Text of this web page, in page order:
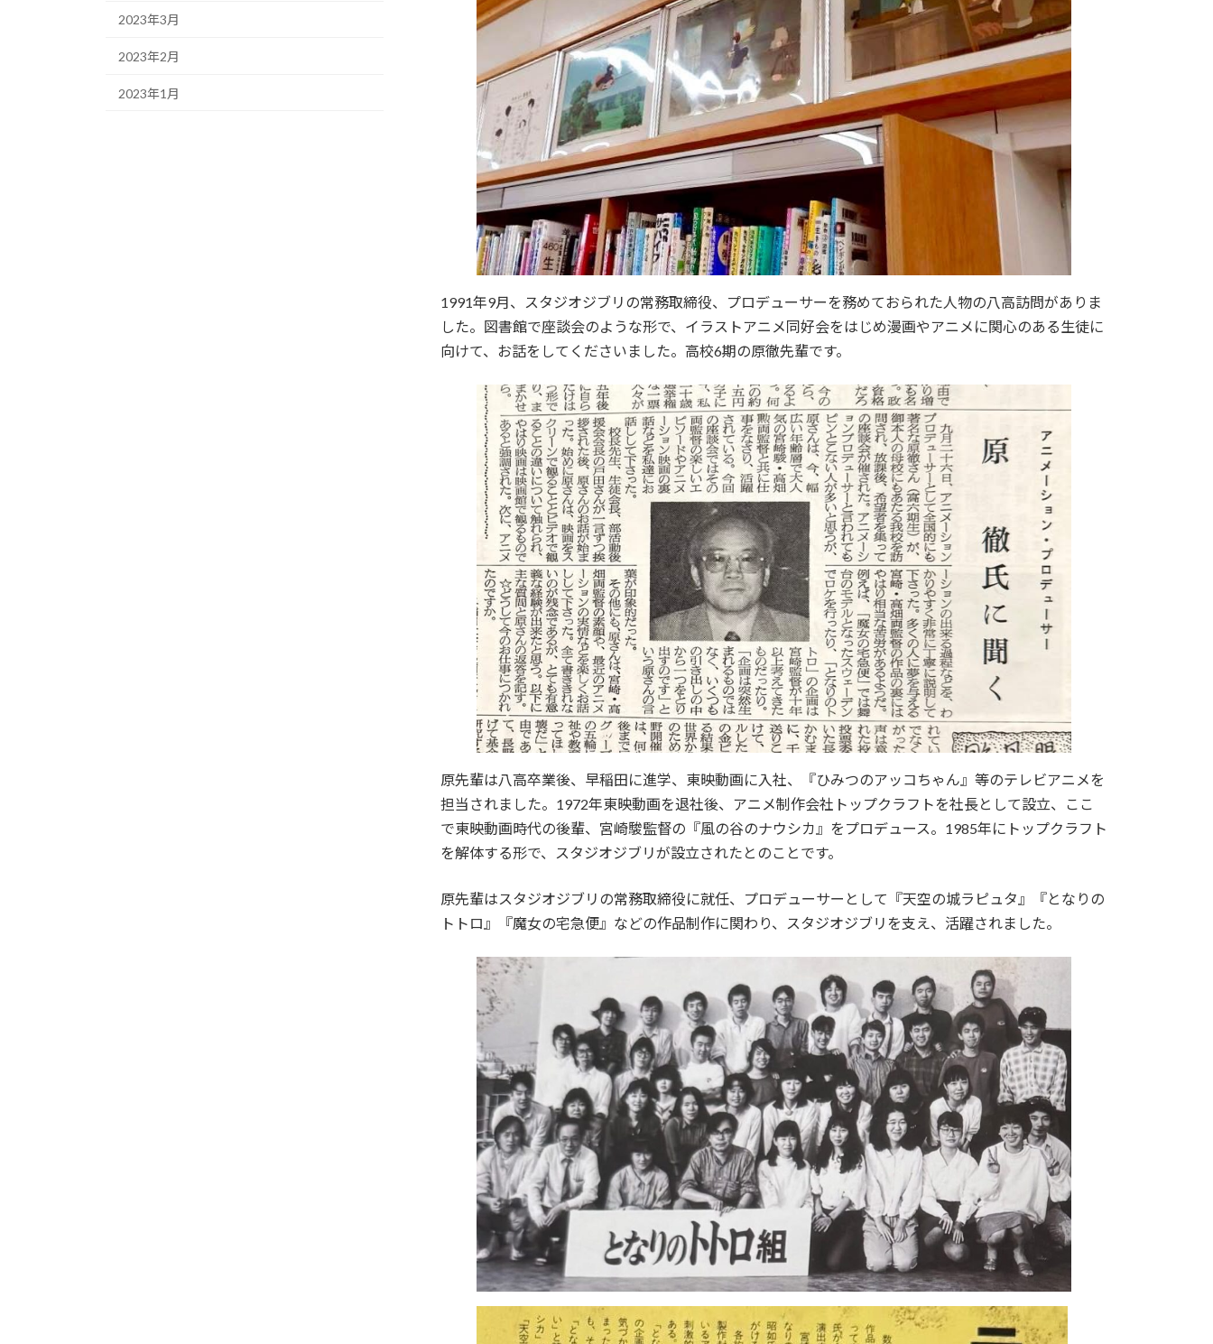
1991年9月、スタジオジブリの常務取締役、プロデューサーを務めておられた人物の八高訪問がありま
した。図書館で座談会のような形で、イラストアニメ同好会をはじめ漫画やアニメに関心のある生徒に
向けて、お話をしてくださいました。高校6期の原徹先輩です。
原先輩は八高卒業後、早稲田に進学、東映動画に入社、『ひみつのアッコちゃん』等のテレビアニメを
担当されました。1972年東映動画を退社後、アニメ制作会社トップクラフトを社長として設立、ここ
で東映動画時代の後輩、宮崎駿監督の『風の谷のナウシカ』をプロデュース。1985年にトップクラフト
を解体する形で、スタジオジブリが設立されたとのことです。
原先輩はスタジオジブリの常務取締役に就任、プロデューサーとして『天空の城ラピュタ』『となりの
トトロ』『魔女の宅急便』などの作品制作に関わり、スタジオジブリを支え、活躍されました。
2023年3月
2023年2月
2023年1月